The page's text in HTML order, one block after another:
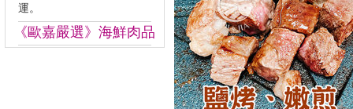
運。
《歐嘉嚴選》海鮮肉品